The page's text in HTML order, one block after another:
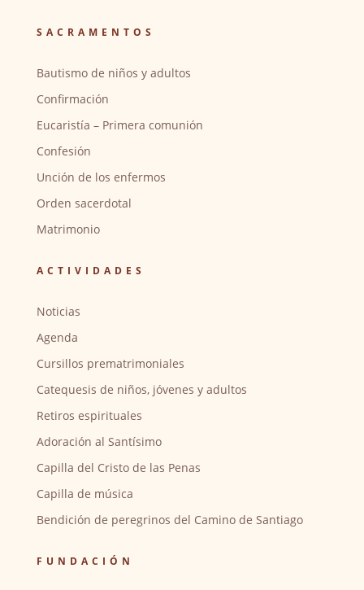
SACRAMENTOS
Bautismo de niños y adultos
Confirmación
Eucaristía – Primera comunión
Confesión
Unción de los enfermos
Orden sacerdotal
Matrimonio
ACTIVIDADES
Noticias
Agenda
Cursillos prematrimoniales
Catequesis de niños, jóvenes y adultos
Retiros espirituales
Adoración al Santísimo
Capilla del Cristo de las Penas
Capilla de música
Bendición de peregrinos del Camino de Santiago
FUNDACIÓN